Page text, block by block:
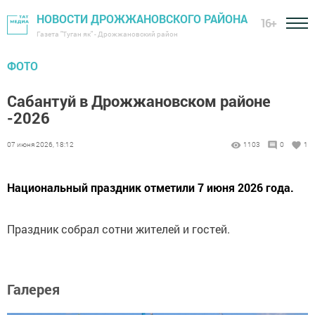
НОВОСТИ ДРОЖЖАНОВСКОГО РАЙОНА
Газета "Туган як" - Дрожжановский район
16+
ФОТО
Сабантуй в Дрожжановском районе
-2026
07 июня 2026, 18:12 1103 0 1
Национальный праздник отметили 7 июня 2026 года.
Праздник собрал сотни жителей и гостей.
Галерея